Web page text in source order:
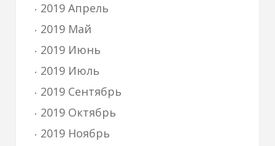
2019 Апрель
2019 Май
2019 Июнь
2019 Июль
2019 Сентябрь
2019 Октябрь
2019 Ноябрь